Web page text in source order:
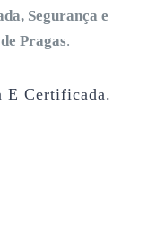
Segurança e
Pragas.
E Certificada.